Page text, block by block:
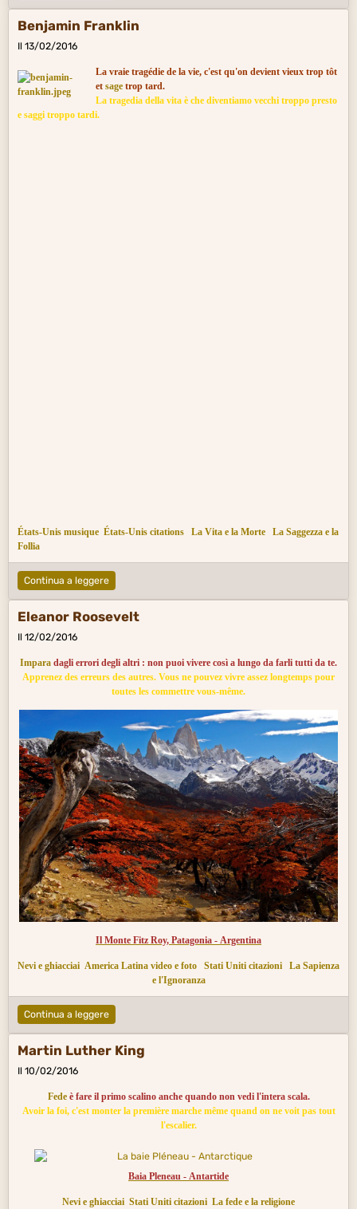
Benjamin Franklin
Il 13/02/2016
La vraie tragédie de la vie, c'est qu'on devient vieux trop tôt
et sagetrop tard.
La tragedia della vitaè che diventiamo vecchi troppo presto
e saggitroppo tardi.
États-Unis musique États-Unis citations La Vita e la Morte
La Saggezza e la
Follia
Continua a leggere
Eleanor Roosevelt
Il 12/02/2016
Impara dagli errori degli altri : non puoi vivere così a lungo da farli tutti da te.
Apprenez des erreurs des autres. Vous ne pouvez vivre assez longtemps pour
toutes les commettre vous-même.
Il Monte Fitz Roy, Patagonia - Argentina
Nevi e ghiacciai America Latina video e foto Stati Uniti citazioni
La Sapienza
e l'Ignoranza
Continua a leggere
Martin Luther King
Il 10/02/2016
Fedeè fare il primo scalino anche quando non vedi l'intera scala.
Avoir la foi, c'est monter la première marche même quand on ne voit pas tout
l'escalier.
Baia Pleneau - Antartide
Nevi e ghiacciai Stati Uniti citazioni La fede e la religione